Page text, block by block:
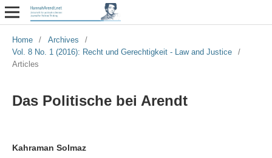
Home / Archives
/
Vol. 8 No. 1 (2016): Recht und Gerechtigkeit - Law and Justice
/
Articles
Das Politische bei Arendt
Kahraman Solmaz